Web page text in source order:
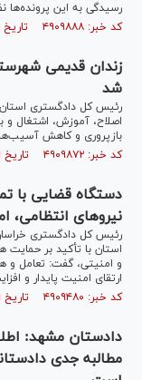
رسیدگی به این پرونده‌ها
کد خبر: ۴۹۰۹۸۸۸ تاریخ انتشار : ۱۴۰۵/۰۵/۰۳
زندان قدیمی
شد
رئیس کل دادگستری استان
اصلاح، آموزش، اشتغال و
بازپروری و کاهش
کد خبر: ۴۹۰۹۸۷۲ تاریخ انتشار : ۱۴۰۵/۰۵/۰۳
دستگاه قضایی با
نیرو‌های انتظامی،
رئیس کل دادگستری
استان با تأکید بر حمایت
و امنیتی، گفت: تعامل و
ارتقای امنیت پایدار و
کد خبر: ۴۹۰۹۴۸۰ تاریخ انتشار : ۱۴۰۵/۰۴/۳۱
دادستان مشهد:
مطالبه جدی